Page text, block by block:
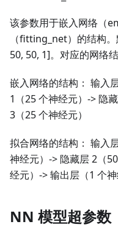
该参数用于嵌入网络（
（fitting_net）的结构
50, 50, 1]。对应的网络
嵌入网络的结构： 输入
1（25 个神经元）-> 隐
3（25 个神经元）
拟合网络的结构： 输入
神经元）-> 隐藏层 2（
经元）-> 输出层（1 个神
NN 模型超参数